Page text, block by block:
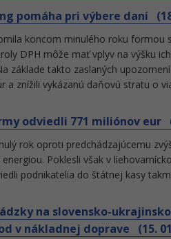
pomáha pri výbere daní
koncom minulého roku
DPH môže mať vplyv na výšku
základe takto zaslaných
a znížili vykázanú daňovú stratu o
odviedli 771 miliónov eur
rok oproti predchádzajúcemu
Poklesli však v
podnikatelia do štátnej kasy
na slovensko-
v nákladnej doprave (15.